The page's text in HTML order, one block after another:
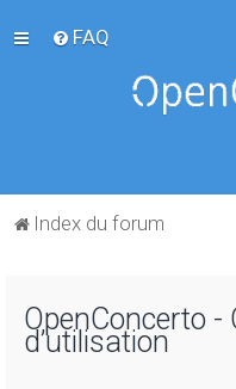
FAQ
Index du forum
OpenConcerto -
d’utilisation